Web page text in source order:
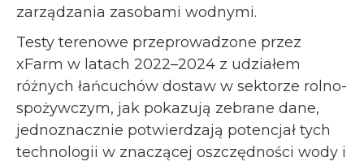
zarządzania zasobami wodnymi.
Testy terenowe przeprowadzone przez
xFarm w latach 2022–2024 z udziałem
różnych łańcuchów dostaw w sektorze rolno-
spożywczym, jak pokazują zebrane dane,
jednoznacznie potwierdzają potencjał tych
technologii w znaczącej oszczędności wody i